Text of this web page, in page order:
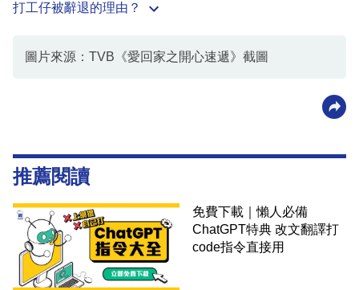
打工仔被辭退的理由？
圖片來源：TVB《愛回家之開心速遞》截圖
推薦閱讀
免費下載｜懶人必備
ChatGPT特典 改文翻譯打
code指令直接用